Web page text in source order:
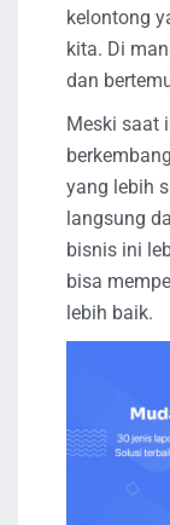
kelontong
kita. Di
dan
Meski saat
yang lebih
langsung
bisnis ini
bisa
lebih baik.